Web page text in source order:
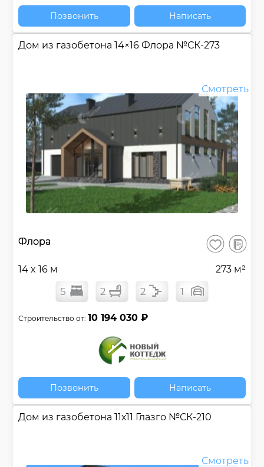
Позвонить Написать
Дом из газобетона 14×16 Флора №СК-273
Смотреть
Флора Сохранить
В
14 x 16 м 273 м²
5 2 2 1
Строительство от: 10 194 030 ₽
Позвонить Написать
Дом из газобетона 11х11 Глазго №СК-210
Смотреть